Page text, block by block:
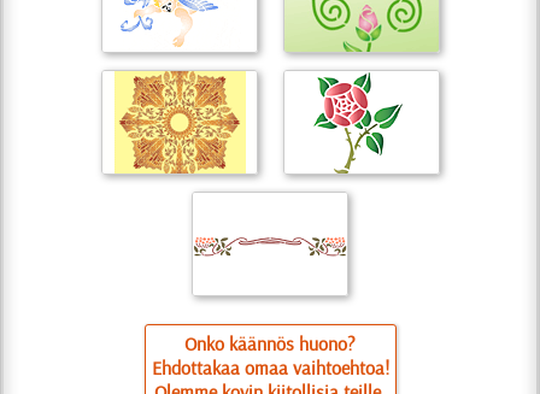
Onko käännös huono?
Ehdottakaa omaa vaihtoehtoa!